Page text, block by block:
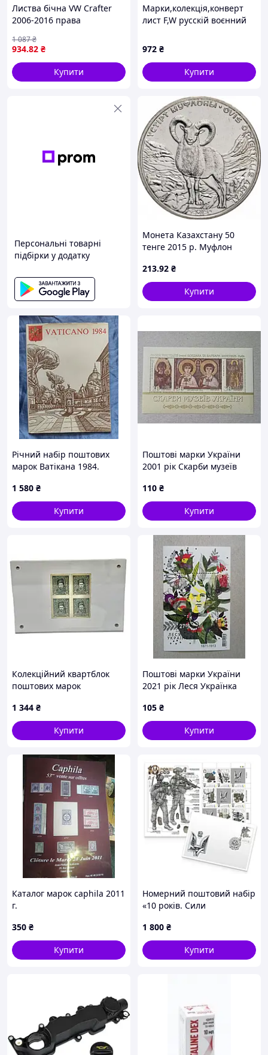
Листва бічна VW Crafter
2006-2016 права
934.82 ₴
1 087₴
Купити
Марки,колекція,конверт
лист F,W русскій воєнний
972 ₴
Купити
Персональні товарні
підбірки у додатку
Монета Казахстану 50
тенге 2015 р. Муфлон
213.92 ₴
Купити
Річний набір поштових
марок Ватiкана 1984.
1 580 ₴
Купити
Поштові марки України
2001 рік Скарби музеїв
Ханенків
110 ₴
Купити
Колекційний квартблок
поштових марок
Республіки
1 344 ₴
Купити
Поштові марки України
2021 рік Леся Українка
105 ₴
Купити
Каталог марок caphila 2011
г.
350 ₴
Купити
Номерний поштовий набір
«10 років. Сили
(стандарт)
1 800 ₴
Купити